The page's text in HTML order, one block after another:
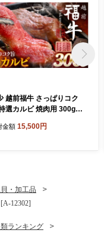
越前福牛 さっぱりコク
選カルビ 焼肉用 300g
身和牛 かるび 肉 牛 牛
金額 15,500円
・加工品
12302]
ランキング